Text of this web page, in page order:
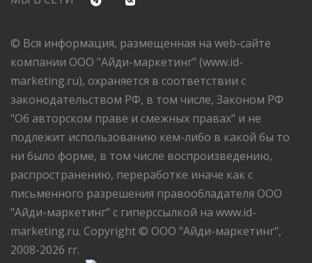
© Вся информация, размещенная на web-сайте
компании ООО "Айди-маркетинг" (www.id-
marketing.ru), охраняется в соответствии с
законодательством РФ, в том числе, Законом РФ
"Об авторском праве и смежных правах" и не
подлежит использованию кем-либо в какой бы то
ни было форме, в том числе воспроизведению,
распространению, переработке иначе как с
письменного разрешения правообладателя ООО
"Айди-маркетинг" с гиперссылкой на www.id-
marketing.ru. Copyright © ООО "Айди-маркетинг",
2008-2026 гг.